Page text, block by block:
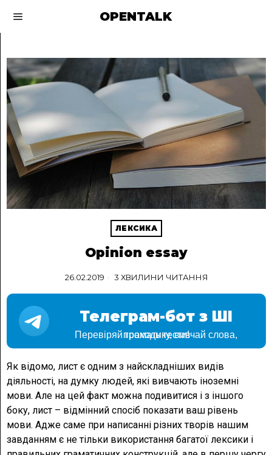
OPENTALK
ЛЕКСИКА
Opinion essay
26.02.2019 3 ХВИЛИНИ ЧИТАННЯ
Телеграм-бот з ШІ
Перевіряй граматику, вивчай слова, проходь тести!
Як відомо, лист є одним з найскладніших видів
діяльності, на думку людей, які вивчають іноземні
мови. Але на цей факт можна подивитися і з іншого
боку, лист – відмінний спосіб показати ваш рівень
мови. Адже саме при написанні різних творів нашим
завданням є не тільки використання багатої лексики і